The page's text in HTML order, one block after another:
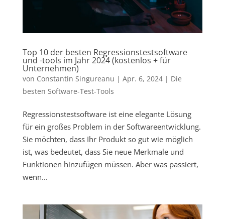
Top 10 der besten Regressionstestsoftware
und -tools im Jahr 2024 (kostenlos + für
Unternehmen)
von Constantin Singureanu | Apr. 6, 2024| Die
besten Software-Test-Tools
Regressionstestsoftware ist eine elegante Lösung
für ein großes Problem in der Softwareentwicklung.
Sie möchten, dass Ihr Produkt so gut wie möglich
ist, was bedeutet, dass Sie neue Merkmale und
Funktionen hinzufügen müssen. Aber was passiert,
wenn...